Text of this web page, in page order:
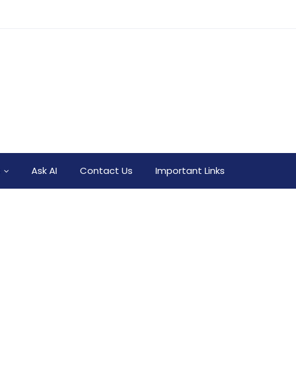
Ask AI Contact Us Important Links